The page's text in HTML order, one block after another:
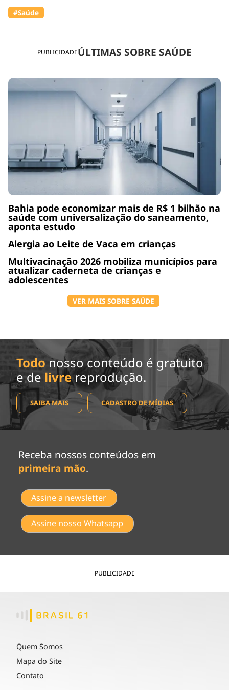
PUBLICIDADEÚLTIMAS SOBRE SAÚDE
Bahia pode economizar mais de R$ 1 bilhão na
saúde com universalização do saneamento,
aponta estudo
Alergia ao Leite de Vaca em crianças
Multivacinação 2026 mobiliza municípios para
atualizar caderneta de crianças e
adolescentes
VER MAIS SOBRE SAÚDE
#Saúde
Todo nosso conteúdo é gratuito
e de livrereprodução.
SAIBA MAIS CADASTRO DE MÍDIAS
Receba nossos conteúdos em
primeira mão.
Assine a newsletter
Assine nosso Whatsapp
PUBLICIDADE
Quem Somos
Mapa do Site
Contato